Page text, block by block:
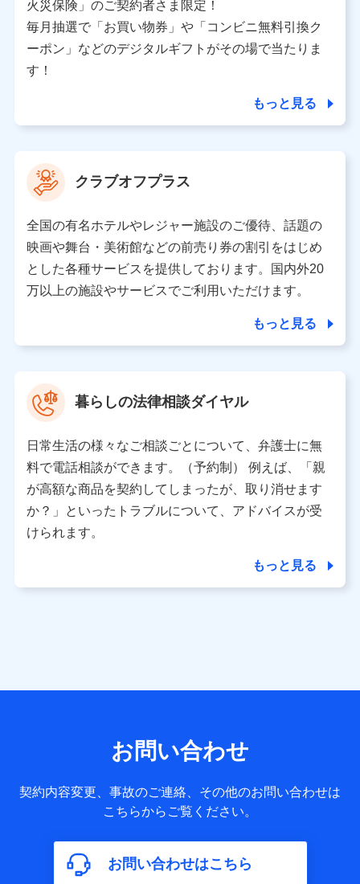
株式会社ドコモ・インシュアランス
個人情報の第三者提供について
当社は利用目的の達成に必要な範囲内において個人情報
の取り扱いの全部または一部を委託する場合がありま
す。
個人データの共同利用
当社は株式会社NTTドコモとの間で、以下のとおり個
人データを共同利用します。
氏名、電話番号、メールアドレス、お客さまの識別子、属
性、連絡先、dポイントサービスのご利用に関する情報。例
として、dポイントカード番号、性別、年齢、家族構成、住
所、dポイント残高、dポイント利用履歴などが含まれます。
利用情報
当社又は株式会社NTTドコモが提供する各種サービスなどの
ご契約・ご利用などに関する情報。例として、当社又は株式
会社NTTドコモが提供する各種サービスのご契約状態・ご利
用履歴インターネット利用時の行動に関する情報、アプリケ
ーション利用時の行動に関する情報、購入されたサービスや
当社又は株式会社NTTドコモが提供する保険関連サービスに
送信履歴などの情報）が含まれます。
約に関する情報。例として、保険契約者及び被保険者の氏
名、住所、生年月日、性別、保険契約者と被保険者の関係、
保険加入の目的、保険商品の内容、保険料、保険料のお支払
年数などの情報、ペットの種類や年齢などの情報などが含ま
れます。
火災保険」のご契約者さま限定！
毎月抽選で「お買い物券」や「コンビニ無料引換ク
ーポン」などのデジタルギフトがその場で当たりま
す！
もっと見る
クラブオフプラス
全国の有名ホテルやレジャー施設のご優待、話題の
映画や舞台・美術館などの前売り券の割引をはじめ
とした各種サービスを提供しております。国内外20
万以上の施設やサービスでご利用いただけます。
もっと見る
暮らしの法律相談ダイヤル
日常生活の様々なご相談ごとについて、弁護士に無
料で電話相談ができます。（予約制） 例えば、「親
が高額な商品を契約してしまったが、取り消せます
か？」といったトラブルについて、アドバイスが受
けられます。
もっと見る
お問い合わせ
契約内容変更、事故のご連絡、その他のお問い合わせは
こちらからご覧ください。
お問い合わせはこちら